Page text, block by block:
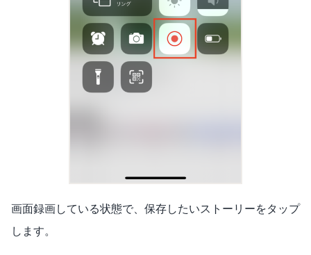
画面録画している状態で、保存したいストーリーをタップ
します。